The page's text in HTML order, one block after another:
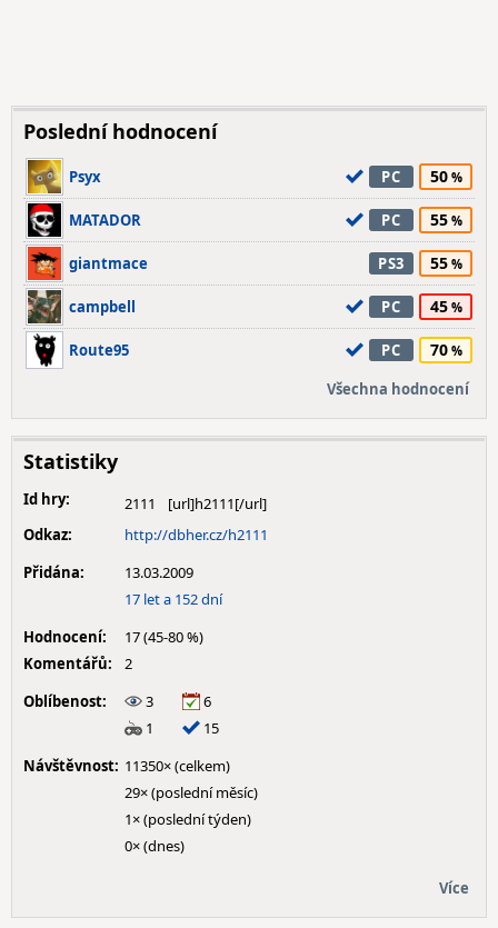
Poslední hodnocení
Psyx PC 50
MATADOR PC 55
giantmace PS3 55
campbell PC 45
Route95 PC 70
Všechna hodnocení
Statistiky
Id hry:
2111
Odkaz:
http://dbher.cz/h2111
Přidána:
13.03.2009
17 let a 152 dní
Hodnocení:
17 (45-80 %)
Komentářů:
2
Oblíbenost:
3
6
1
15
Návštěvnost: 11350× (celkem)
29× (poslední měsíc)
1× (poslední týden)
0× (dnes)
Více